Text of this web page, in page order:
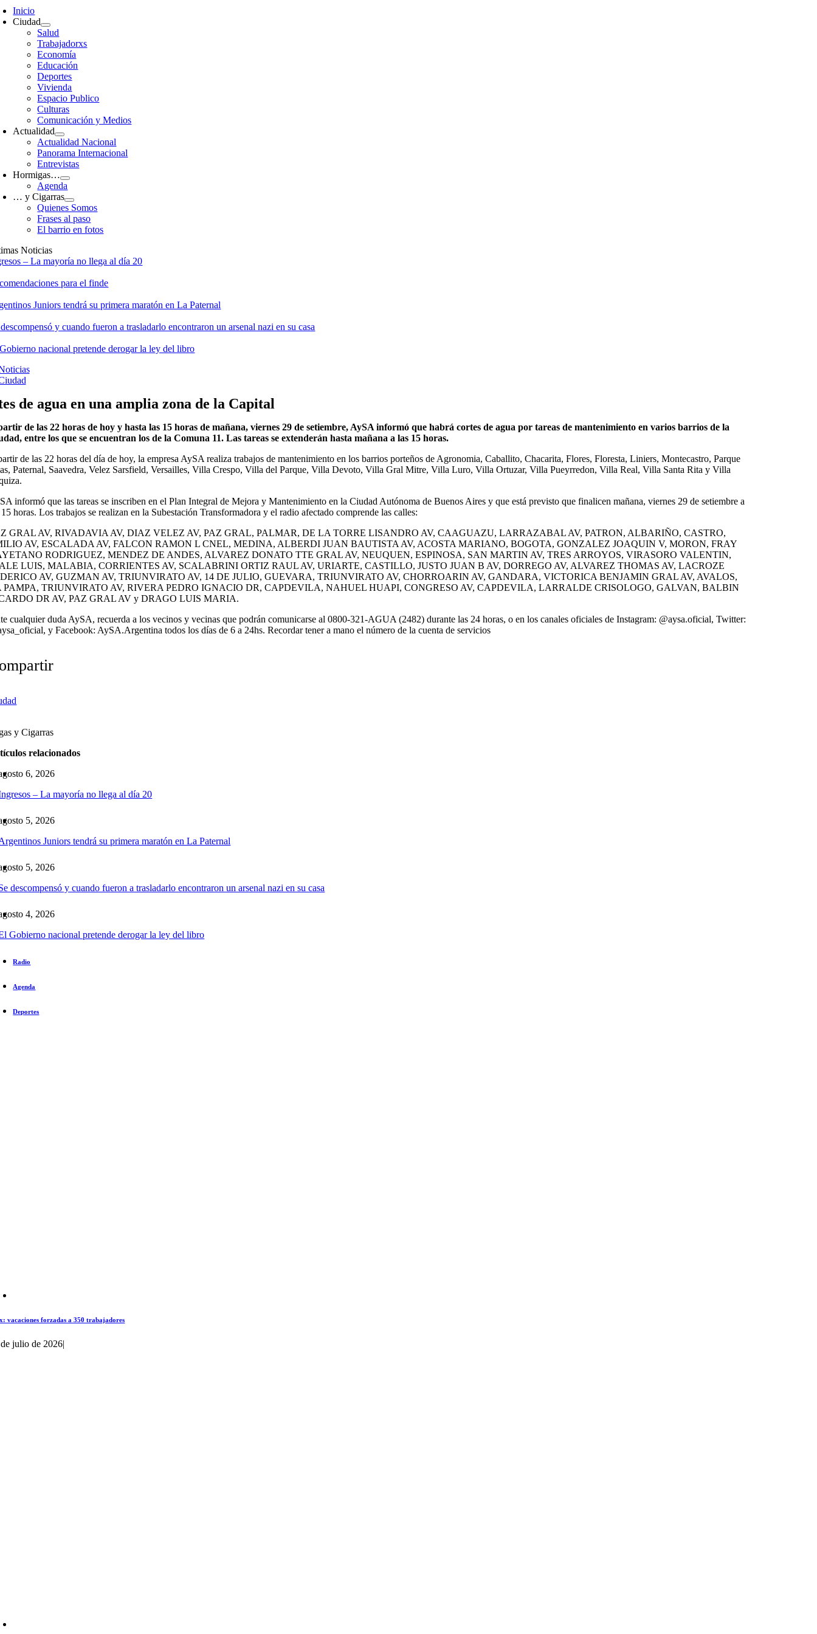
Inicio
Ciudad
Salud
Trabajadorxs
Economía
Educación
Deportes
Vivienda
Espacio Publico
Culturas
Comunicación y Medios
Actualidad
Actualidad Nacional
Panorama Internacional
Entrevistas
Hormigas…
Agenda
… y Cigarras
Quienes Somos
Frases al paso
El barrio en fotos
Noticias
– La mayoría no llega al día 20
para el finde
Juniors tendrá su primera maratón en La Paternal
y cuando fueron a trasladarlo encontraron un arsenal nazi en su casa
nacional pretende derogar la ley del libro
de agua en una amplia zona de la Capital
de las 22 horas de hoy y hasta las 15 horas de mañana, viernes 29 de setiembre, AySA informó que habrá cortes de agua por tareas de mantenimiento en varios barrios de la
entre los que se encuentran los de la Comuna 11. Las tareas se extenderán hasta mañana a las 15 horas.
de las 22 horas del día de hoy, la empresa AySA realiza trabajos de mantenimiento en los barrios porteños de Agronomia, Caballito, Chacarita, Flores, Floresta, Liniers, Montecastro, Parque
Paternal, Saavedra, Velez Sarsfield, Versailles, Villa Crespo, Villa del Parque, Villa Devoto, Villa Gral Mitre, Villa Luro, Villa Ortuzar, Villa Pueyrredon, Villa Real, Villa Santa Rita y Villa
informó que las tareas se inscriben en el Plan Integral de Mejora y Mantenimiento en la Ciudad Autónoma de Buenos Aires y que está previsto que finalicen mañana, viernes 29 de setiembre a
15 horas. Los trabajos se realizan en la Subestación Transformadora y el radio afectado comprende las calles:
GRAL AV, RIVADAVIA AV, DIAZ VELEZ AV, PAZ GRAL, PALMAR, DE LA TORRE LISANDRO AV, CAAGUAZU, LARRAZABAL AV, PATRON, ALBARIÑO, CASTRO,
AV, ESCALADA AV, FALCON RAMON L CNEL, MEDINA, ALBERDI JUAN BAUTISTA AV, ACOSTA MARIANO, BOGOTA, GONZALEZ JOAQUIN V, MORON, FRAY
RODRIGUEZ, MENDEZ DE ANDES, ALVAREZ DONATO TTE GRAL AV, NEUQUEN, ESPINOSA, SAN MARTIN AV, TRES ARROYOS, VIRASORO VALENTIN,
LUIS, MALABIA, CORRIENTES AV, SCALABRINI ORTIZ RAUL AV, URIARTE, CASTILLO, JUSTO JUAN B AV, DORREGO AV, ALVAREZ THOMAS AV, LACROZE
AV, GUZMAN AV, TRIUNVIRATO AV, 14 DE JULIO, GUEVARA, TRIUNVIRATO AV, CHORROARIN AV, GANDARA, VICTORICA BENJAMIN GRAL AV, AVALOS,
PAMPA, TRIUNVIRATO AV, RIVERA PEDRO IGNACIO DR, CAPDEVILA, NAHUEL HUAPI, CONGRESO AV, CAPDEVILA, LARRALDE CRISOLOGO, GALVAN, BALBIN
DR AV, PAZ GRAL AV y DRAGO LUIS MARIA.
cualquier duda AySA, recuerda a los vecinos y vecinas que podrán comunicarse al 0800-321-AGUA (2482) durante las 24 horas, o en los canales oficiales de Instagram: @aysa.oficial, Twitter:
y Facebook: AySA.Argentina todos los días de 6 a 24hs. Recordar tener a mano el número de la cuenta de servicios
y Cigarras
relacionados
6, 2026
– La mayoría no llega al día 20
5, 2026
Juniors tendrá su primera maratón en La Paternal
5, 2026
descompensó y cuando fueron a trasladarlo encontraron un arsenal nazi en su casa
4, 2026
Gobierno nacional pretende derogar la ley del libro
Radio
Agenda
Deportes
vacaciones forzadas a 350 trabajadores
julio de 2026|